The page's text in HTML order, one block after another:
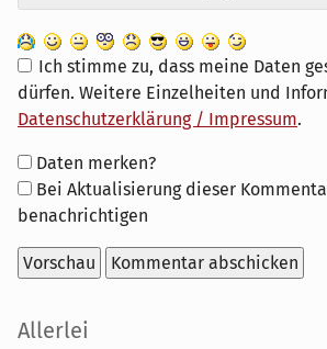
Ich stimme zu, dass meine Daten
dürfen. Weitere Einzelheiten und
Datenschutzerklärung / Impressum.
Formular-
Optionen
Daten merken?
Bei Aktualisierung dieser
benachrichtigen
Seitenleiste
Allerlei